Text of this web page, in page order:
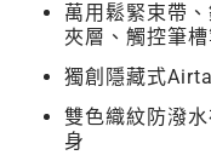
萬用鬆緊束帶
夾層、觸控筆
獨創隱藏式
雙色織紋防潑
身